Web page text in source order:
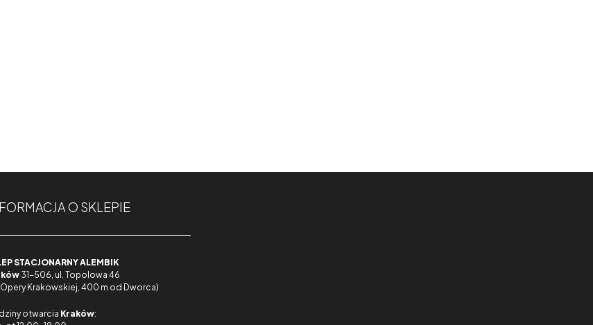
O SKLEPIE
STACJONARNY ALEMBIK
31-506, ul. Topolowa 46
Opery Krakowskiej, 400 m od Dworca)
otwarcia Kraków: